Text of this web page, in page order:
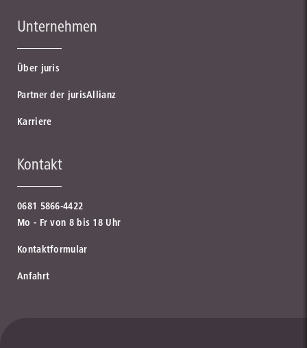
Unternehmen
Über juris
Partner der jurisAllianz
Karriere
Kontakt
0681 5866-4422
Mo - Fr von 8 bis 18 Uhr
Kontaktformular
Anfahrt